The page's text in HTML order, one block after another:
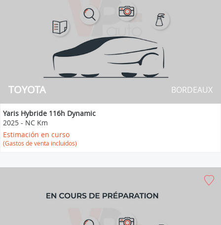
TOYOTA BORDEAUX
Yaris Hybride 116h Dynamic
2025 - NC Km
Estimación en curso
(Gastos de venta incluidos)